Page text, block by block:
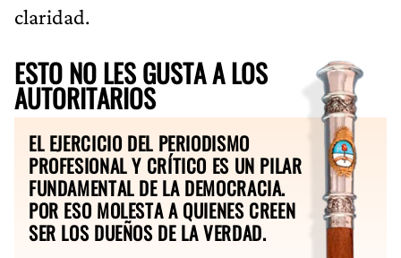
claridad.
ESTO NO LES GUSTA A LOS
AUTORITARIOS
EL EJERCICIO DEL PERIODISMO
PROFESIONAL Y CRÍTICO ES UN PILAR
FUNDAMENTAL DE LA DEMOCRACIA.
POR ESO MOLESTA A QUIENES CREEN
SER LOS DUEÑOS DE LA VERDAD.